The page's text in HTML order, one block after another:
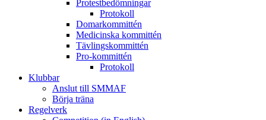
Protestbedömningar
Protokoll
Domarkommittén
Medicinska kommittén
Tävlingskommittén
Pro-kommittén
Protokoll
Klubbar
Anslut till SMMAF
Börja träna
Regelverk